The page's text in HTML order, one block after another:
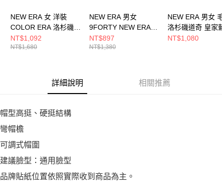
NEW ERA 女 洋裝
COLOR ERA 洛杉磯道
奇 NE14499019
NT$1,092
NT$1,680
NEW ERA 男女
9FORTY NEW ERA
BASIC FW25 NEW
ERA 泡沫藍
NT$897
NT$1,380
NEW ERA 男女
洛杉磯道奇 皇家
NE70730206
NT$1,080
詳細說明 相關推薦
帽型高挺、硬挺結構
彎帽檐
可調式帽圍
建議臉型：通用臉型
品牌貼紙位置依照實際收到商品為主。